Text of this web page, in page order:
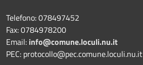
Telefono: 078497452
Fax: 0784978200
Email: info@comune.loculi.nu.it
PEC: protocollo@pec.comune.loculi.nu.it